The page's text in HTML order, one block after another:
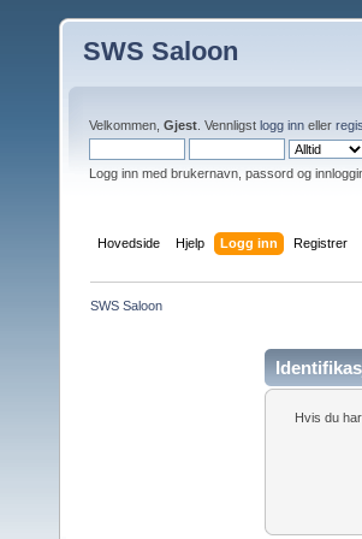
SWS Saloon
Velkommen, Gjest . Vennligst logg inn eller
Logg inn med brukernavn, passord og
Hovedside Hjelp Logg inn Registrer
SWS Saloon
Hvis du